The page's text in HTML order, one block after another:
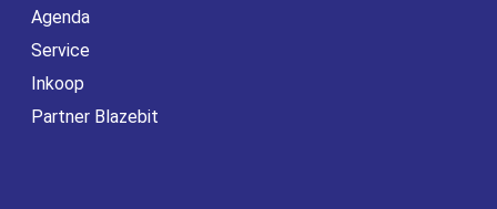
Agenda
Service
Inkoop
Partner Blazebit